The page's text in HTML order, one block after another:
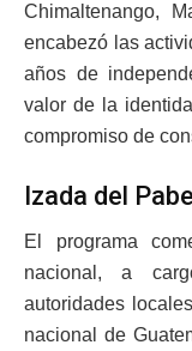
Chimaltenango,
encabezó las
años de
valor de la
compromiso de
Izada del
El programa
nacional, a
autoridades
nacional de